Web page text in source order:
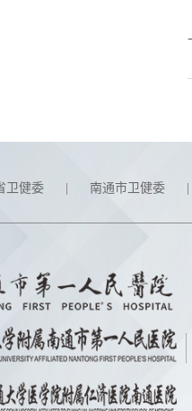
卫健委 南通市卫健委